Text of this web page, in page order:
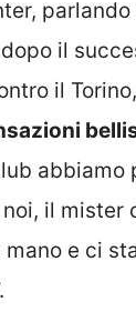
il
il
abbiamo
il mister
e ci